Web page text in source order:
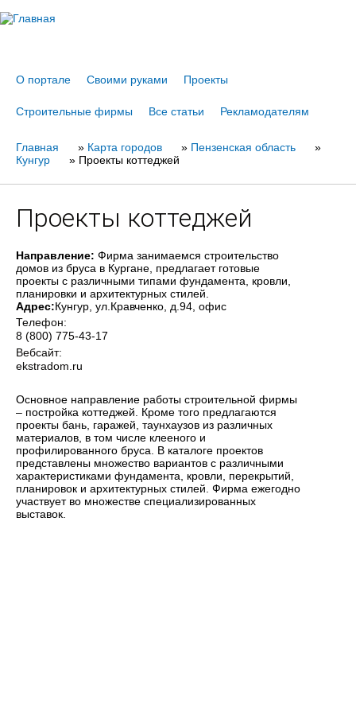
О портале Своими руками Проекты
Строительные фирмы Все статьи Рекламодателям
Вы
Главная » Карта городов » Пензенская область
»
Кунгур
» Проекты коттеджей
Проекты коттеджей
Направление: Фирма занимаемся строительство
домов из бруса в Кургане, предлагает готовые
проекты с различными типами фундамента, кровли,
планировки и архитектурных стилей.
Адрес:Кунгур , ул.Кравченко, д.94, офис
Телефон:
8 (800) 775-43-17
Вебсайт:
ekstradom.ru
Основное направление работы строительной фирмы
– постройка коттеджей. Кроме того предлагаются
проекты бань, гаражей, таунхаузов из различных
материалов, в том числе клееного и
профилированного бруса. В каталоге проектов
представлены множество вариантов с различными
характеристиками фундамента, кровли, перекрытий,
планировок и архитектурных стилей. Фирма ежегодно
участвует во множестве специализированных
выставок.